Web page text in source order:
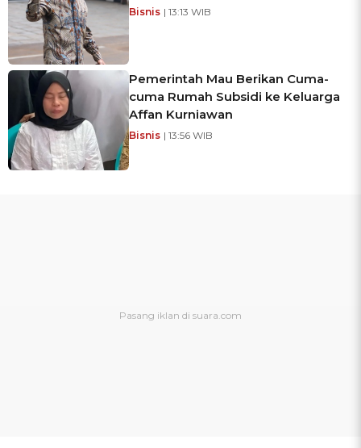
Bisnis | 13:13 WIB
Pemerintah Mau Berikan Cuma-
cuma Rumah Subsidi ke Keluarga
Affan Kurniawan
Bisnis | 13:56 WIB